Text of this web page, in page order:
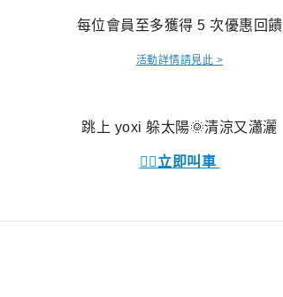
每位會員至多獲得 5 次優惠回饋
活動詳情請見此 >
跳上 yoxi 躲太陽🌞清涼又瀟灑
👉🏻立即叫車